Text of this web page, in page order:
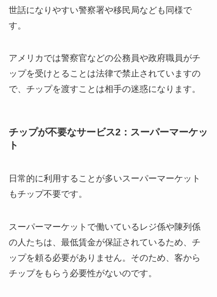
世話になりやすい警察署や移民局なども同様で
す。
アメリカでは警察官などの公務員や政府職員がチ
ップを受けとることは法律で禁止されていますの
で、チップを渡すことは相手の迷惑になります。
チップが不要なサービス2：スーパーマーケッ
ト
日常的に利用することが多いスーパーマーケット
もチップ不要です。
スーパーマーケットで働いているレジ係や陳列係
の人たちは、最低賃金が保証されているため、チ
ップを頼る必要がありません。そのため、客から
チップをもらう必要性がないのです。